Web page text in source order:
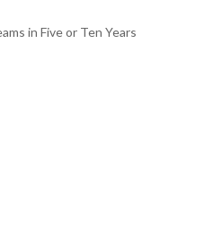
in Five or Ten Years